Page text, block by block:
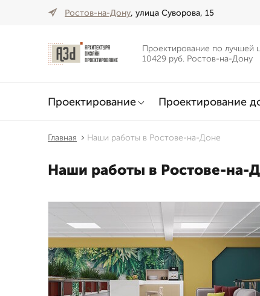
Ростов-на-Дону, улица Суворова, 15
Проектирование по лучшей
10429 руб. Ростов-на-Дону
Проектирование Проектирование
Главная Наши работы в Ростове-на-Доне
Наши работы в Ростове-на-